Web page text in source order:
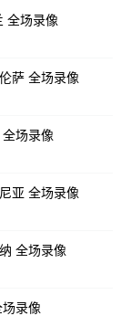
全场录像
萨 全场录像
场录像
亚 全场录像
全场录像
录像